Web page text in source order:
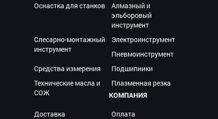
Оснастка для станков
Алмазный и
эльборовый
инструмент
Слесарно-монтажный
инструмент
Электроинструмент
Пневмоинструмент
Средства измерения
Подшипники
Технические масла и
СОЖ
Плазменная резка
КОМПАНИЯ
Доставка
Оплата